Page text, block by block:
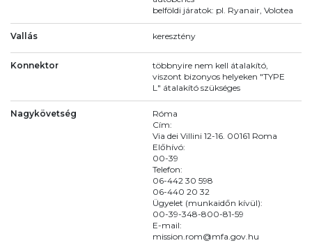
belföldi járatok: pl. Ryanair, Volotea
Vallás keresztény
Konnektor
többnyire nem kell átalakító,
viszont bizonyos helyeken "TYPE
L" átalakító szükséges
Nagykövetség
Róma
Cím:
Via dei Villini 12-16. 00161 Roma
Előhívó:
00-39
Telefon:
06-442 30 598
06-440 20 32
Ügyelet (munkaidőn kívül):
00-39-348-800-81-59
E-mail:
mission.rom@mfa.gov.hu